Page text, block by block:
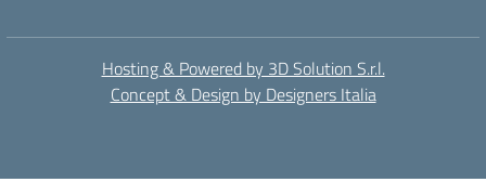
Hosting & Powered by 3D Solution S.r.l.
Concept & Design by Designers Italia